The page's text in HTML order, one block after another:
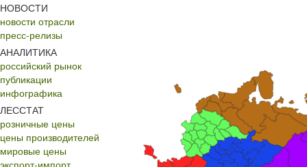
НОВОСТИ
новости отрасли
пресс-релизы
АНАЛИТИКА
российский рынок
публикации
инфографика
ЛЕССТАТ
розничные цены
цены производителей
мировые цены
экспорт-импорт